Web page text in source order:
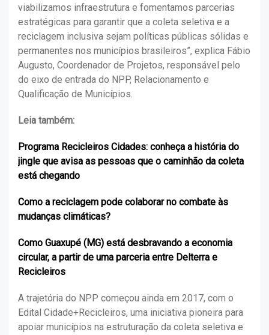
viabilizamos infraestrutura e fomentamos parcerias
estratégicas para garantir que a coleta seletiva e a
reciclagem inclusiva sejam políticas públicas sólidas e
permanentes nos municípios brasileiros”, explica Fábio
Augusto, Coordenador de Projetos, responsável pelo
do eixo de entrada do NPP, Relacionamento e
Qualificação de Municípios.
Leia também:
Programa Recicleiros Cidades: conheça a história do
jingle que avisa as pessoas que o caminhão da coleta
está chegando
Como a reciclagem pode colaborar no combate às
mudanças climáticas?
Como Guaxupé (MG) está desbravando a economia
circular, a partir de uma parceria entre Delterra e
Recicleiros
A trajetória do NPP começou ainda em 2017, com o
Edital Cidade+Recicleiros, uma iniciativa pioneira para
apoiar municípios na estruturação da coleta seletiva e